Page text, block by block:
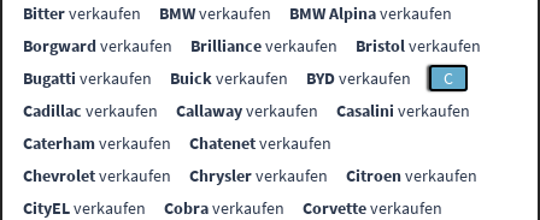
Bitterverkaufen BMWverkaufen BMW Alpinaverkaufen
Borgwardverkaufen Brillianceverkaufen Bristolverkaufen
Bugatti verkaufen Buickverkaufen BYDverkaufen
C
Cadillac verkaufen Callawayverkaufen Casalini verkaufen
Caterhamverkaufen Chatenetverkaufen
Chevroletverkaufen Chryslerverkaufen Citroenverkaufen
CityELverkaufen Cobraverkaufen Corvetteverkaufen